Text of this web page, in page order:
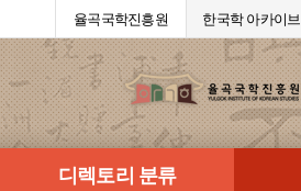
율곡국학진흥원 한국학 아카이브
디렉토리 분류